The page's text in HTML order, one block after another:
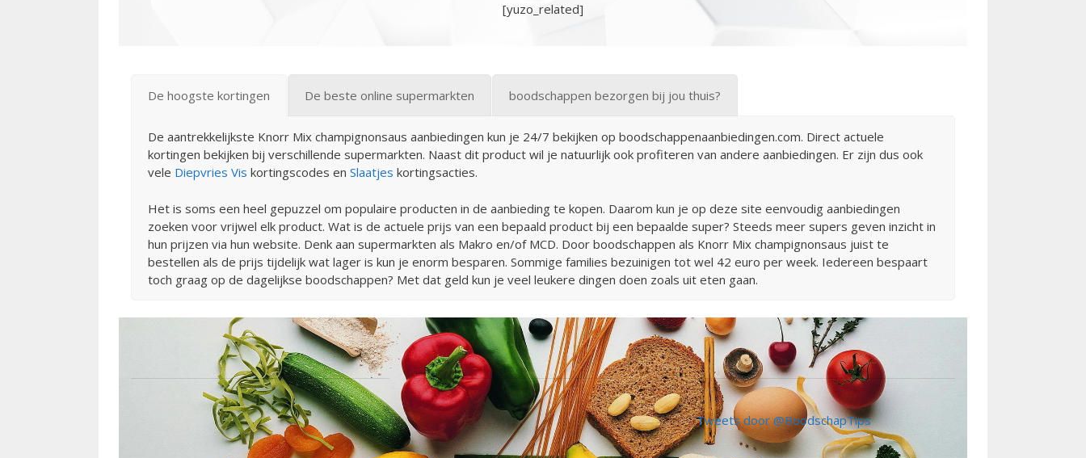
[yuzo_related]
De hoogste kortingen De beste online supermarkten boodschappen bezorgen bij jou thuis?
De aantrekkelijkste Knorr Mix champignonsaus aanbiedingen kun je 24/7 bekijken op boodschappenaanbiedingen.com. Direct actuele
kortingen bekijken bij verschillende supermarkten. Naast dit product wil je natuurlijk ook profiteren van andere aanbiedingen. Er zijn dus ook
vele Diepvries Vis kortingscodes en Slaatjes kortingsacties.
Het is soms een heel gepuzzel om populaire producten in de aanbieding te kopen. Daarom kun je op deze site eenvoudig aanbiedingen
zoeken voor vrijwel elk product. Wat is de actuele prijs van een bepaald product bij een bepaalde super? Steeds meer supers geven inzicht in
hun prijzen via hun website. Denk aan supermarkten als Makro en/of MCD. Door boodschappen als Knorr Mix champignonsaus juist te
bestellen als de prijs tijdelijk wat lager is kun je enorm besparen. Sommige families bezuinigen tot wel 42 euro per week. Iedereen bespaart
toch graag op de dagelijkse boodschappen? Met dat geld kun je veel leukere dingen doen zoals uit eten gaan.
Tweets door @BoodschapTips